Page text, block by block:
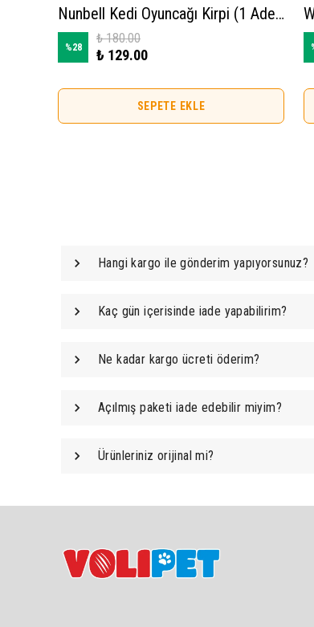
Nunbell Kedi Oyuncağı Kirpi (1 Adet)
%28
₺ 180.00
₺ 129.00
SEPETE EKLE
Hangi kargo ile gönderim yapıyorsunuz?
Kaç gün içerisinde iade yapabilirim?
Ne kadar kargo ücreti öderim?
Açılmış paketi iade edebilir miyim?
Ürünleriniz orijinal mi?